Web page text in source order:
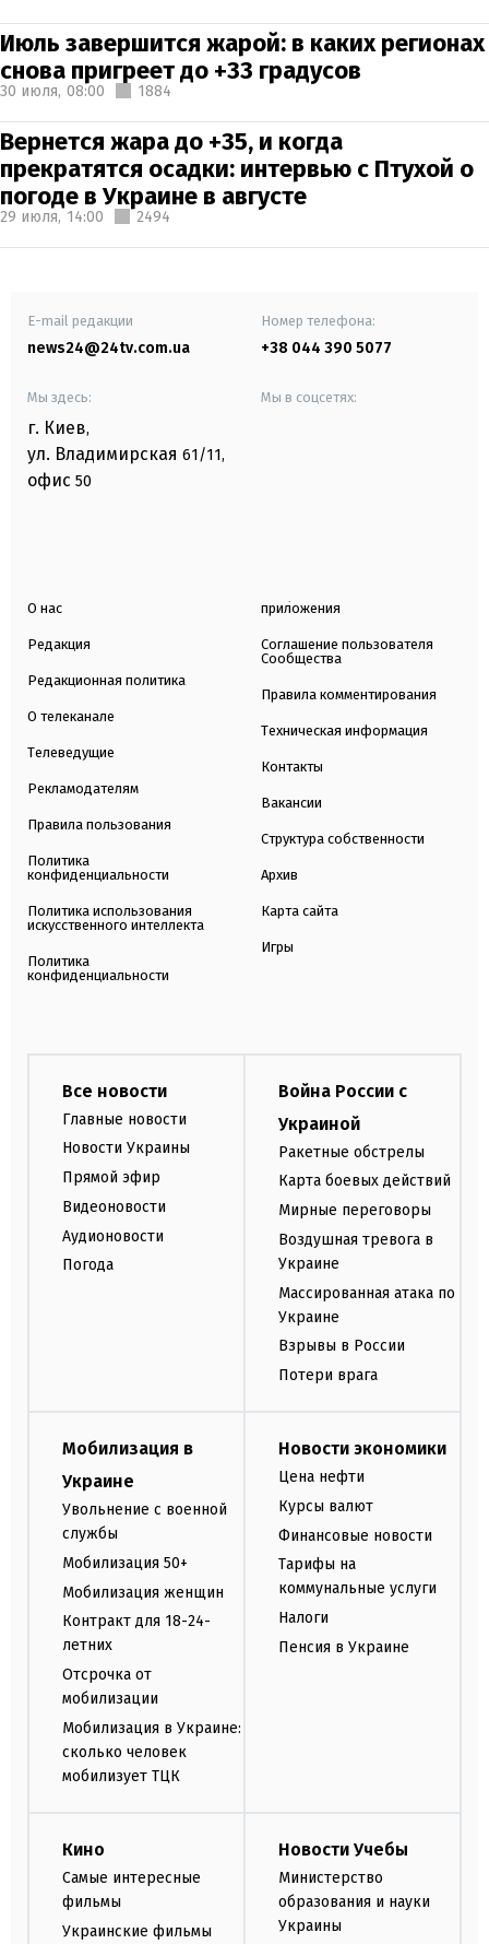
Июль завершится жарой: в каких регионах
снова пригреет до +33 градусов
30 июля, 08:00 1884
Вернется жара до +35, и когда
прекратятся осадки: интервью с Птухой о
погоде в Украине в августе
29 июля, 14:00 2494
E-mail редакции
news24@24tv.com.ua
Номер телефона:
+38 044 390 5077
Мы здесь:
г. Киев,
ул. Владимирская 61/11,
офис 50
Мы в соцсетях:
О нас
Редакция
Редакционная политика
О телеканале
Телеведущие
Рекламодателям
Правила пользования
Политика
конфиденциальности
Политика использования
искусственного интеллекта
Политика
конфиденциальности
приложения
Соглашение пользователя
Сообщества
Правила комментирования
Техническая информация
Контакты
Вакансии
Структура собственности
Архив
Карта сайта
Игры
Все новости
Главные новости
Новости Украины
Прямой эфир
Видеоновости
Аудионовости
Погода
Война России с
Украиной
Ракетные обстрелы
Карта боевых действий
Мирные переговоры
Воздушная тревога в
Украине
Массированная атака по
Украине
Взрывы в России
Потери врага
Мобилизация в
Украине
Увольнение с военной
службы
Мобилизация 50+
Мобилизация женщин
Контракт для 18-24-
летних
Отсрочка от
мобилизации
Мобилизация в Украине:
сколько человек
мобилизует ТЦК
Новости экономики
Цена нефти
Курсы валют
Финансовые новости
Тарифы на
коммунальные услуги
Налоги
Пенсия в Украине
Кино
Самые интересные
фильмы
Украинские фильмы
Новости Учебы
Министерство
образования и науки
Украины